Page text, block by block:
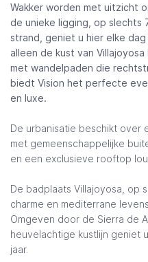
Wakker worden met uitzicht
de unieke ligging, op slechts
strand, geniet u hier elke
alleen de kust van
met wandelpaden die
biedt Vision het perfecte
en luxe.
De urbanisatie beschikt over
met gemeenschappelijke
en een exclusieve rooftop
De badplaats Villajoyosa, op
charme en mediterrane
Omgeven door de Sierra de
heuvelachtige kustlijn geniet
jaar.